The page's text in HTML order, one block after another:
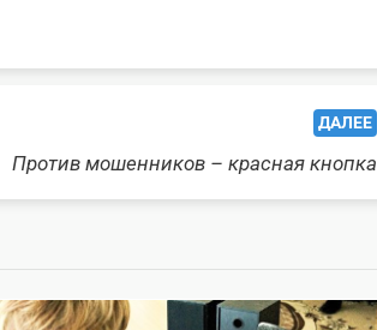
ДАЛЕЕ
Против мошенников – красная кнопка